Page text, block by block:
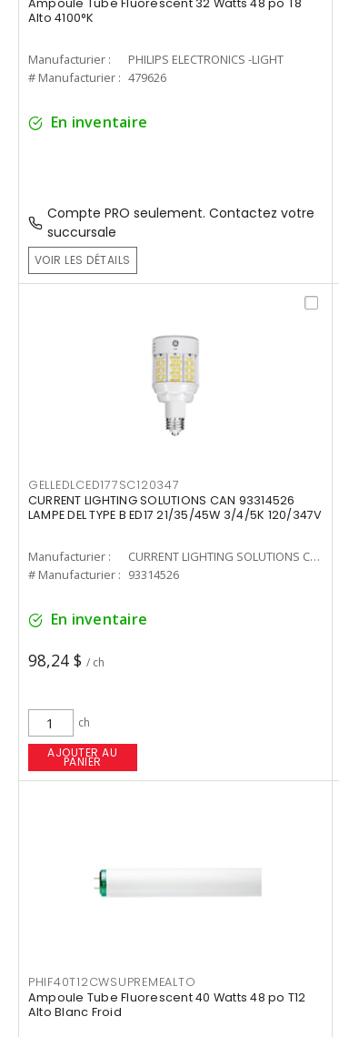
Ampoule Tube Fluorescent 32 Watts 48 po T8
Alto 4100°K
Manufacturier :
PHILIPS ELECTRONICS -LIGHT
# Manufacturier : 479626
En inventaire
Compte PRO seulement. Contactez votre
succursale
VOIR LES DÉTAILS
GELLEDLCED177SC120347
CURRENT LIGHTING SOLUTIONS CAN 93314526
LAMPE DEL TYPE B ED17 21/35/45W 3/4/5K 120/347V
Manufacturier :
CURRENT LIGHTING SOLUTIONS CAN
# Manufacturier : 93314526
En inventaire
98,24 $ / ch
ch
AJOUTER AU
PANIER
PHIF40T12CWSUPREMEALTO
Ampoule Tube Fluorescent 40 Watts 48 po T12
Alto Blanc Froid